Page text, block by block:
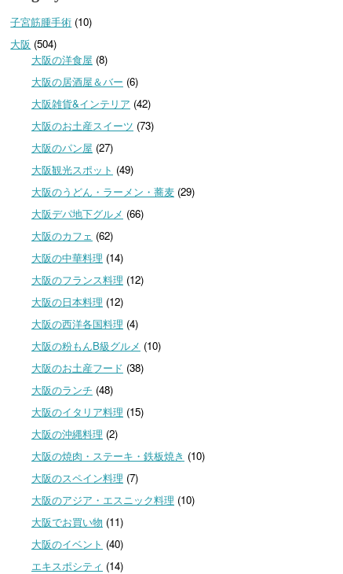
子宮筋腫手術 (10)
大阪 (504)
大阪の洋食屋 (8)
大阪の居酒屋＆バー (6)
大阪雑貨&インテリア (42)
大阪のお土産スイーツ (73)
大阪のパン屋 (27)
大阪観光スポット (49)
大阪のうどん・ラーメン・蕎麦(29)
大阪デパ地下グルメ (66)
大阪のカフェ (62)
大阪の中華料理 (14)
大阪のフランス料理 (12)
大阪の日本料理 (12)
大阪の西洋各国料理 (4)
大阪の粉もんB級グルメ (10)
大阪のお土産フード (38)
大阪のランチ (48)
大阪のイタリア料理 (15)
大阪の沖縄料理 (2)
大阪の焼肉・ステーキ・鉄板焼き (10)
大阪のスペイン料理 (7)
大阪のアジア・エスニック料理 (10)
大阪でお買い物 (11)
大阪のイベント (40)
エキスポシティ (14)